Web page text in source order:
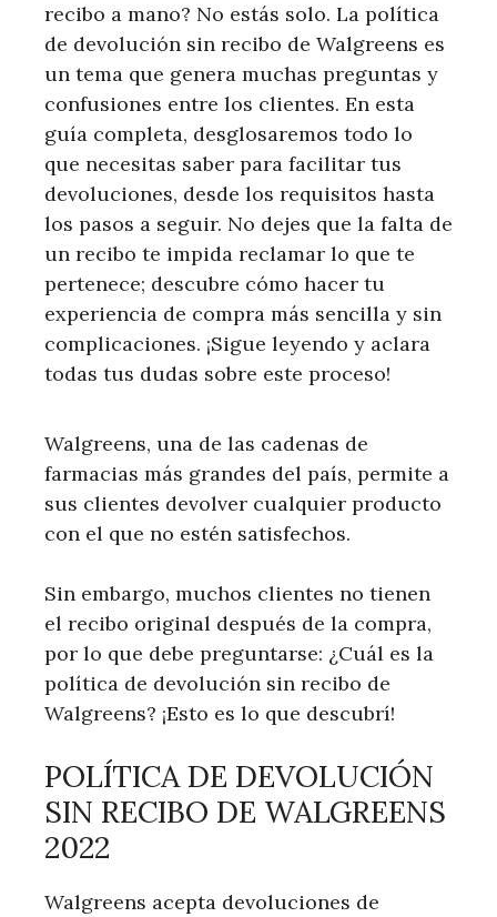
recibo a mano? No estás solo. La política
de devolución sin recibo de Walgreens es
un tema que genera muchas preguntas y
confusiones entre los clientes. En esta
guía completa, desglosaremos todo lo
que necesitas saber para facilitar tus
devoluciones, desde los requisitos hasta
los pasos a seguir. No dejes que la falta de
un recibo te impida reclamar lo que te
pertenece; descubre cómo hacer tu
experiencia de compra más sencilla y sin
complicaciones. ¡Sigue leyendo y aclara
todas tus dudas sobre este proceso!
Walgreens, una de las cadenas de
farmacias más grandes del país, permite a
sus clientes devolver cualquier producto
con el que no estén satisfechos.
Sin embargo, muchos clientes no tienen
el recibo original después de la compra,
por lo que debe preguntarse: ¿Cuál es la
política de devolución sin recibo de
Walgreens? ¡Esto es lo que descubrí!
POLÍTICA DE DEVOLUCIÓN
SIN RECIBO DE WALGREENS
2022
Walgreens acepta devoluciones de